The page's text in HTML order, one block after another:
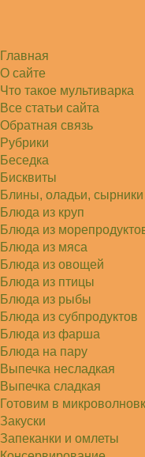
и сырую
Света
Советую
бабушки, на
Главная
О сайте
Что такое мультиварка
Все статьи сайта
Обратная связь
Рубрики
Беседка
Бисквиты
Блины, оладьи, сырники
Блюда из круп
Блюда из
Блюда из мяса
Блюда из овощей
Блюда из птицы
Блюда из рыбы
Блюда из субпродуктов
Блюда из фарша
Блюда на пару
Выпечка несладкая
Выпечка сладкая
Готовим в
Закуски
Запеканки и омлеты